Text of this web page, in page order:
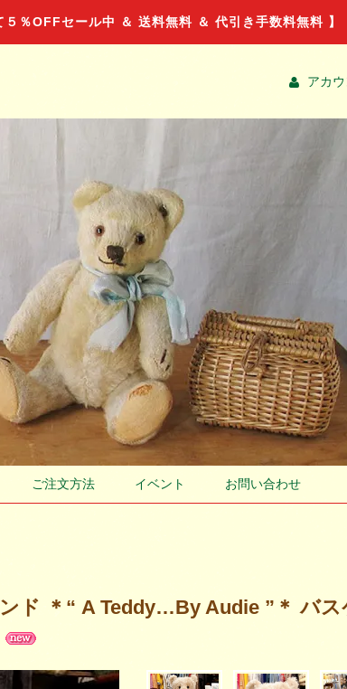
OFFセール中 ＆ 送料無料 ＆ 代引き手数料無料 】
アカウ
ご注文方法 イベント お問い合わせ
ド ＊“ A Teddy…By Audie ”＊ バス